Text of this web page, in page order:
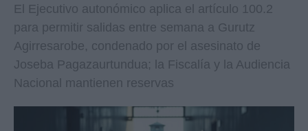
El Ejecutivo autonómico aplica el artículo 100.2
para permitir salidas entre semana a Gurutz
Agirresarobe, condenado por el asesinato de
Joseba Pagazaurtundua; la Fiscalía y la Audiencia
Nacional mantienen reservas